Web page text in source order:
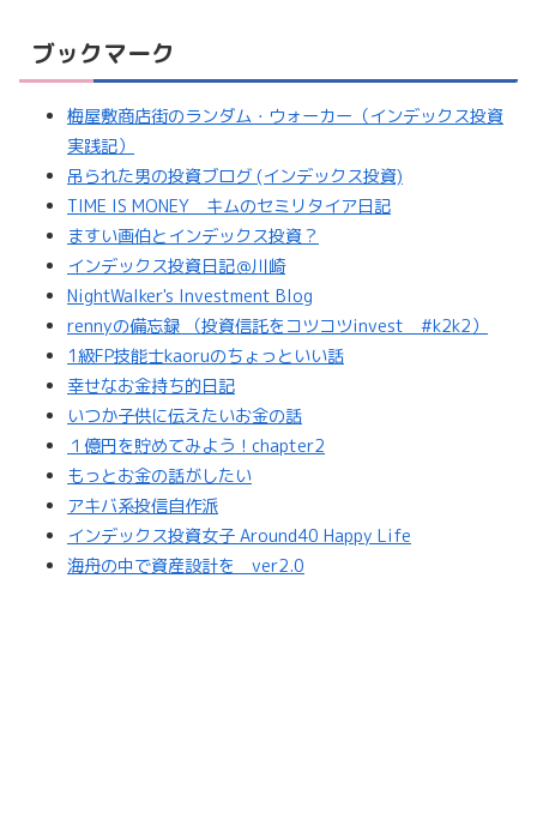
ブックマーク
梅屋敷商店街のランダム・ウォーカー（インデックス投資
実践記）
吊られた男の投資ブログ (インデックス投資)
TIME IS MONEY キムのセミリタイア日記
ますい画伯とインデックス投資？
インデックス投資日記＠川崎
NightWalker's Investment Blog
rennyの備忘録 （投資信託をコツコツinvest #k2k2）
1級FP技能士kaoruのちょっといい話
幸せなお金持ち的日記
いつか子供に伝えたいお金の話
１億円を貯めてみよう！chapter2
もっとお金の話がしたい
アキバ系投信自作派
インデックス投資女子 Around40 Happy Life
海舟の中で資産設計を ver2.0